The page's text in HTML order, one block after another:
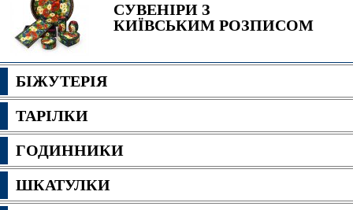
СУВЕНІРИ З
КИЇВСЬКИМ РОЗПИСОМ
БІЖУТЕРІЯ
ТАРІЛКИ
ГОДИННИКИ
ШКАТУЛКИ